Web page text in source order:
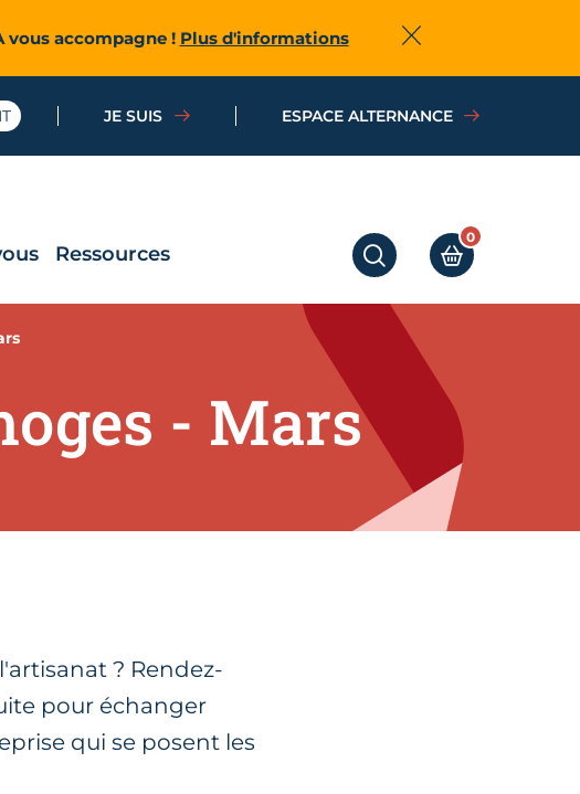
vous accompagne ! Plus d'informations Fermer
JE SUIS ESPACE ALTERNANCE
RECHERCHERMON PANIER
0
Ressources
- Mars
? Rendez-
pour échanger
qui se posent les